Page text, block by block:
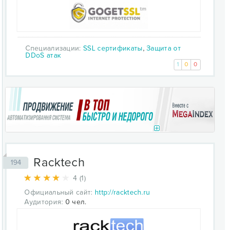
Специализации: SSL сертификаты,Защита от
DDoS атак
1 0 0
194 Racktech
4 (1)
Официальный сайт: http://racktech.ru
Аудитория: 0 чел.